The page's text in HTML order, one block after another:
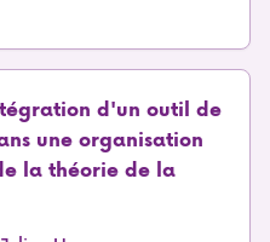
d'un outil de
une organisation
la théorie de la